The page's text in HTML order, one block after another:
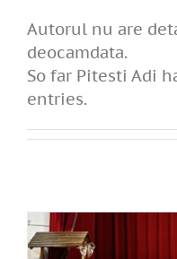
Autorul nu are
deocamdata.
So far Pitesti Adi
entries.